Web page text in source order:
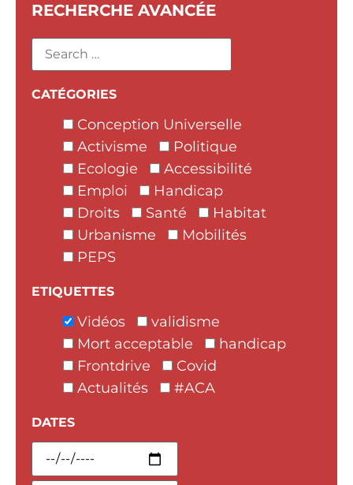
RECHERCHE AVANCÉE
CATÉGORIES
Conception Universelle
Activisme
Politique
Ecologie
Accessibilité
Emploi
Handicap
Droits
Santé
Habitat
Urbanisme
Mobilités
PEPS
ETIQUETTES
Vidéos
validisme
Mort acceptable
handicap
Frontdrive
Covid
Actualités
#ACA
DATES